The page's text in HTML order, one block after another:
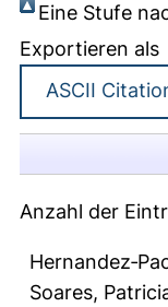
Eine Stufe
Exportieren als
Anzahl der
Soares,